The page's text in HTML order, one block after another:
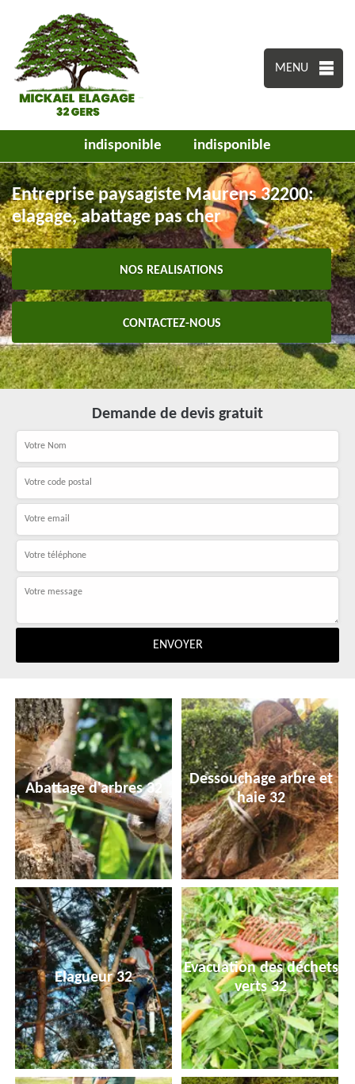
MENU
indisponible indisponible
Entreprise paysagiste Maurens 32200:
elagage, abattage pas cher
NOS REALISATIONS
CONTACTEZ-NOUS
Demande de devis gratuit
Abattage d'arbres 32
Dessouchage arbre et
haie 32
Elagueur 32
Evacuation des déchets
verts 32